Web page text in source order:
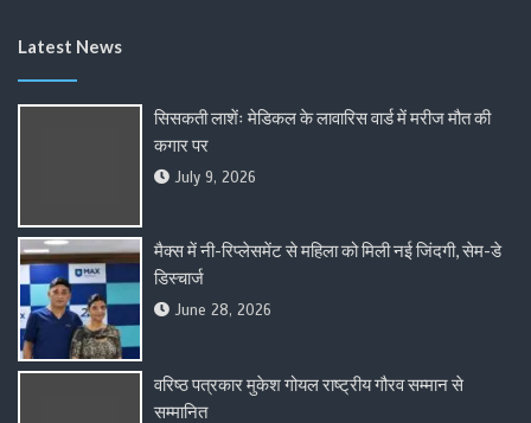
Latest News
सिसकती लाशेंः मेडिकल के लावारिस वार्ड में मरीज मौत की
कगार पर
July 9, 2026
मैक्स में नी-रिप्लेसमेंट से महिला को मिली नई जिंदगी, सेम-डे
डिस्चार्ज
June 28, 2026
वरिष्ठ पत्रकार मुकेश गोयल राष्ट्रीय गौरव सम्मान से
सम्मानित